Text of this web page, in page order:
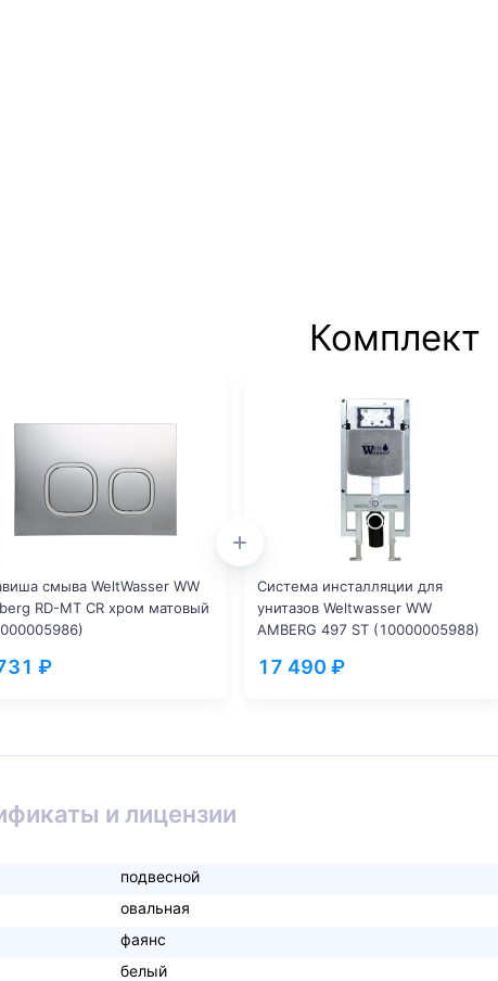
Комплект
смыва WeltWasser WW
RD-MT CR хром матовый
₽
Система инсталляции для
унитазов Weltwasser WW
AMBERG 497 ST (10000005988)
17 490 ₽
и лицензии
подвесной
овальная
фаянс
белый